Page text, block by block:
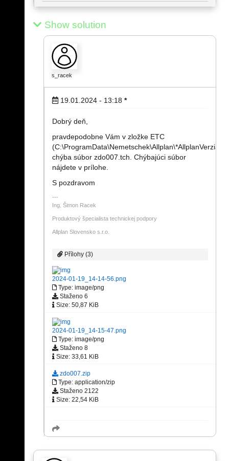
Show solution
s_racek
19.01.2024 - 13:18 *
Dobrý deň,
pravdepodobne Vám v zložke ETC
chýba súbor zdo007.tch. Chýbajúci súbor
nájdete v prílohe.
S pozdravom
Ing. Šimon Racek
Produktový špecialista technickej podpory
Allplan Slovensko s.r.o.
Přílohy (3)
2024-01-19_14-14-56.png
Type: image/png
Staženo 6
Size: 50,87 KiB
2024-01-19_14-15-47.png
Type: image/png
Staženo 8
Size: 33,61 KiB
zdo007.zip
Type: application/zip
Staženo 2122
Size: 22,54 KiB